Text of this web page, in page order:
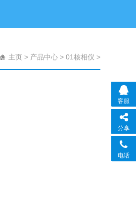
主页 > 产品中心 > 01核相仪 >
客服
分享
电话